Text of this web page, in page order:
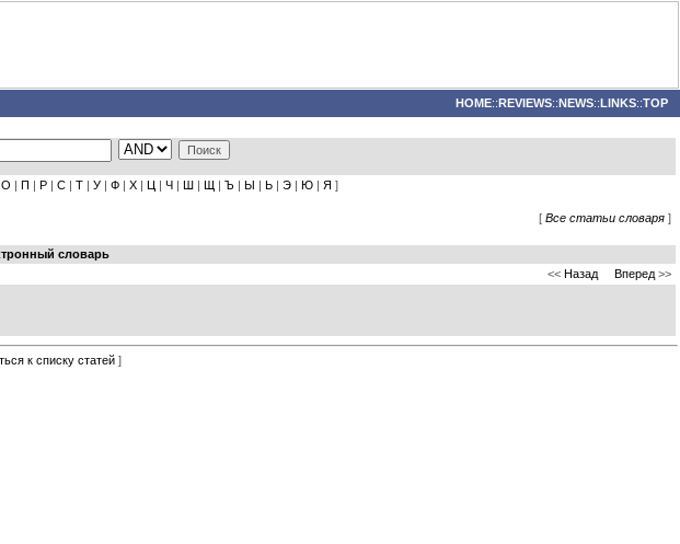
HOME::REVIEWS::NEWS::LINKS::TOP
О | П | Р| С| Т| У| Ф| Х| Ц | Ч| Ш| Щ | Ъ| Ы | Ь| Э| Ю| Я ]
[ Все статьи словаря ]
словарь
<< Назад Вперед >>
к списку статей ]